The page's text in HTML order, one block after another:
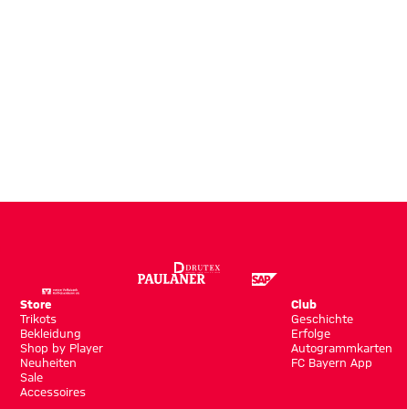
Store
Trikots
Bekleidung
Shop by Player
Neuheiten
Sale
Accessoires
Club
Geschichte
Erfolge
Autogrammkarten
FC Bayern App